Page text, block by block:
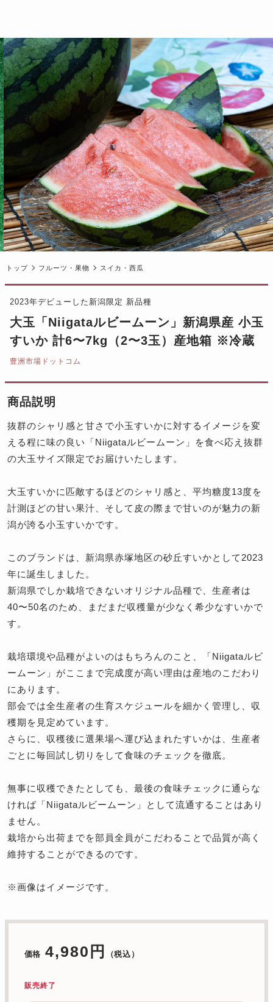
トップ フルーツ・果物 スイカ・西瓜
2023年デビューした新潟限定 新品種
大玉「Niigataルビームーン」新潟県産 小玉
すいか 計6〜7kg（2〜3玉）産地箱 ※冷蔵
豊洲市場ドットコム
商品説明
抜群のシャリ感と甘さで小玉すいかに対するイメージを変
える程に味の良い「Niigataルビームーン」を食べ応え抜群
の大玉サイズ限定でお届けいたします。
大玉すいかに匹敵するほどのシャリ感と、平均糖度13度を
計測ほどの甘い果汁、そして皮の際まで甘いのが魅力の新
潟が誇る小玉すいかです。
このブランドは、新潟県赤塚地区の砂丘すいかとして2023
年に誕生しました。
新潟県でしか栽培できないオリジナル品種で、生産者は
40〜50名のため、まだまだ収穫量が少なく希少なすいかで
す。
栽培環境や品種がよいのはもちろんのこと、「Niigataルビ
ームーン」がここまで完成度が高い理由は産地のこだわり
にあります。
部会では全生産者の生育スケジュールを細かく管理し、収
穫期を見定めています。
さらに、収穫後に選果場へ運び込まれたすいかは、生産者
ごとに毎回試し切りをして食味のチェックを徹底。
無事に収穫できたとしても、最後の食味チェックに通らな
ければ「Niigataルビームーン」として流通することはあり
ません。
栽培から出荷までを部員全員がこだわることで品質が高く
維持することができるのです。
※画像はイメージです。
価格 4,980円 （税込）
販売終了